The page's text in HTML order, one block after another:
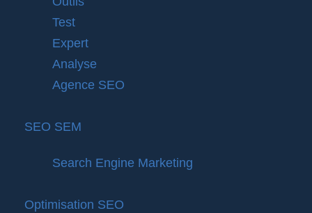
Test
Expert
Analyse
Agence SEO
SEO SEM
Search Engine Marketing
Optimisation SEO